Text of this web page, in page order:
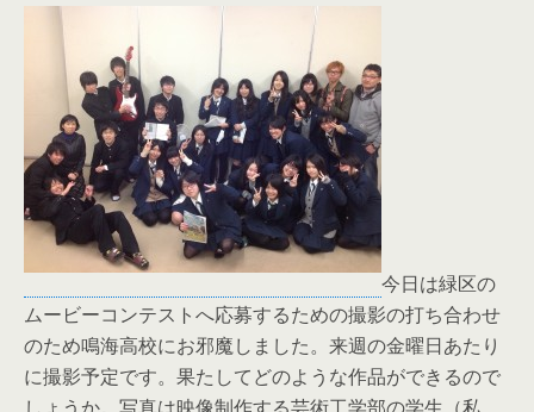
今日は緑区の
ムービーコンテストへ応募するための撮影の打ち合わせ
のため鳴海高校にお邪魔しました。来週の金曜日あたり
に撮影予定です。果たしてどのような作品ができるので